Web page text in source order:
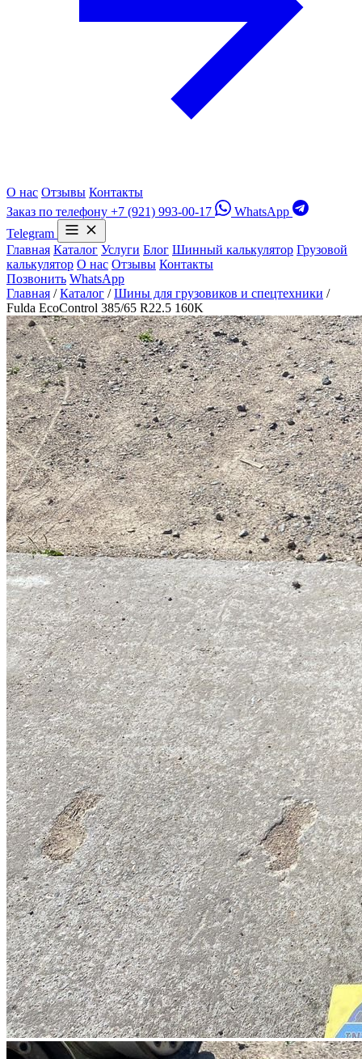
О нас Отзывы Контакты
Заказ по телефону +7 (921) 993-00-17
WhatsApp
Telegram
Главная Каталог Услуги Блог Шинный калькулятор Грузовой
калькулятор О нас Отзывы Контакты
Позвонить WhatsApp
Главная / Каталог / Шины для грузовиков и спецтехники /
Fulda EcoControl 385/65 R22.5 160K